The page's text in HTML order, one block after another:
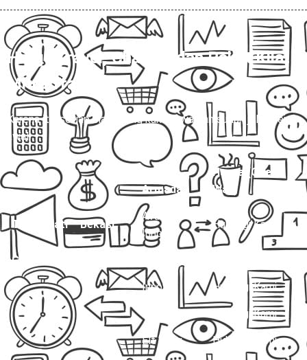
Harga Travel, Charter, dan Paket Kilat
Mitra Trans
💰
Karena itu, setiap biaya yang kami tawarkan sudah jelas sejak
awal.
Layanan
Jenis
Armada
Harga (One
Way)
Travel Pati – Bekasi
Avanza /
Innova
Hubungi Kami
Charter Mobil Drop Off
Innova Hubungi Kami
Hiace Hubungi Kami
Elf Long Hubungi Kami